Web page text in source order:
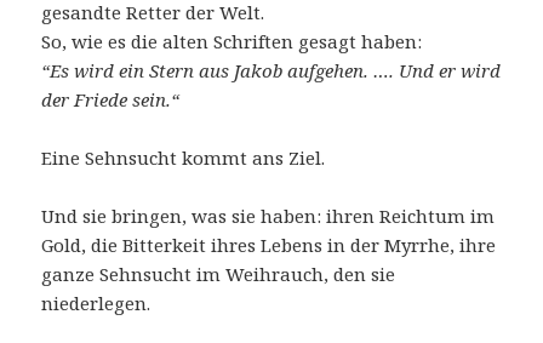
gesandte Retter der Welt.
So, wie es die alten Schriften gesagt haben:
“Es wird ein Stern aus Jakob aufgehen. …. Und er wird
der Friede sein.“
Eine Sehnsucht kommt ans Ziel.
Und sie bringen, was sie haben: ihren Reichtum im
Gold, die Bitterkeit ihres Lebens in der Myrrhe, ihre
ganze Sehnsucht im Weihrauch, den sie
niederlegen.